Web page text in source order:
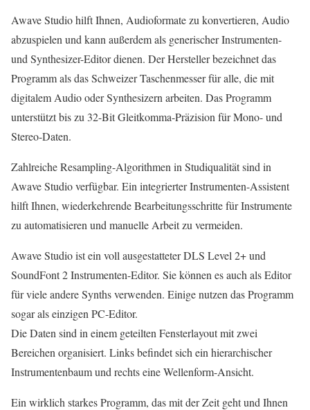
Awave Studio hilft Ihnen, Audioformate zu konvertieren, Audio
abzuspielen und kann außerdem als generischer Instrumenten-
und Synthesizer-Editor dienen. Der Hersteller bezeichnet das
Programm als das Schweizer Taschenmesser für alle, die mit
digitalem Audio oder Synthesizern arbeiten. Das Programm
unterstützt bis zu 32-Bit Gleitkomma-Präzision für Mono- und
Stereo-Daten.
Zahlreiche Resampling-Algorithmen in Studiqualität sind in
Awave Studio verfügbar. Ein integrierter Instrumenten-Assistent
hilft Ihnen, wiederkehrende Bearbeitungsschritte für Instrumente
zu automatisieren und manuelle Arbeit zu vermeiden.
Awave Studio ist ein voll ausgestatteter DLS Level 2+ und
SoundFont 2 Instrumenten-Editor. Sie können es auch als Editor
für viele andere Synths verwenden. Einige nutzen das Programm
sogar als einzigen PC-Editor.
Die Daten sind in einem geteilten Fensterlayout mit zwei
Bereichen organisiert. Links befindet sich ein hierarchischer
Instrumentenbaum und rechts eine Wellenform-Ansicht.
Ein wirklich starkes Programm, das mit der Zeit geht und Ihnen